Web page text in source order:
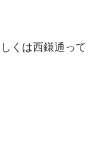
くは西鎌通って